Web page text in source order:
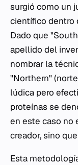
surgió como un
científico dentro
Dado que
apellido del
nombrar la
"Northern"
lúdica pero
proteínas se
en este caso no
creador, sino
Esta